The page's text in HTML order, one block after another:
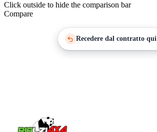
Click outside to hide the comparison bar
Compare
Recedere dal contratto qui